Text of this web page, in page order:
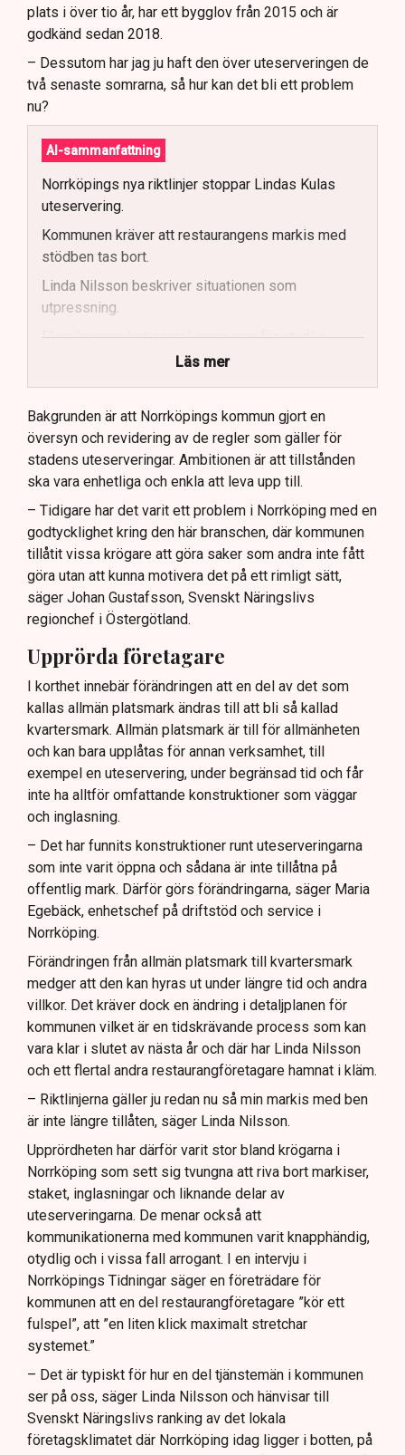
plats i över tio år, har ett bygglov från 2015 och är
godkänd sedan 2018.
– Dessutom har jag ju haft den över uteserveringen de
två senaste somrarna, så hur kan det bli ett problem
nu?
AI-sammanfattning
Norrköpings nya riktlinjer stoppar Lindas Kulas
uteservering.
Kommunen kräver att restaurangens markis med
stödben tas bort.
Linda Nilsson beskriver situationen som
utpressning.
Flera krögare kritiserar kommunen för otydlig
Kommunen vill skapa enhetliga regler för
uteserveringar.
Lindas Kula ställer in uteserveringen för
sommaren.
Läs mer
Bakgrunden är att Norrköpings kommun gjort en
översyn och revidering av de regler som gäller för
stadens uteserveringar. Ambitionen är att tillstånden
ska vara enhetliga och enkla att leva upp till.
– Tidigare har det varit ett problem i Norrköping med en
godtycklighet kring den här branschen, där kommunen
tillåtit vissa krögare att göra saker som andra inte fått
göra utan att kunna motivera det på ett rimligt sätt,
säger Johan Gustafsson, Svenskt Näringslivs
regionchef i Östergötland.
Upprörda företagare
I korthet innebär förändringen att en del av det som
kallas allmän platsmark ändras till att bli så kallad
kvartersmark. Allmän platsmark är till för allmänheten
och kan bara upplåtas för annan verksamhet, till
exempel en uteservering, under begränsad tid och får
inte ha alltför omfattande konstruktioner som väggar
och inglasning.
– Det har funnits konstruktioner runt uteserveringarna
som inte varit öppna och sådana är inte tillåtna på
offentlig mark. Därför görs förändringarna, säger Maria
Egebäck, enhetschef på driftstöd och service i
Norrköping.
Förändringen från allmän platsmark till kvartersmark
medger att den kan hyras ut under längre tid och andra
villkor. Det kräver dock en ändring i detaljplanen för
kommunen vilket är en tidskrävande process som kan
vara klar i slutet av nästa år och där har Linda Nilsson
och ett flertal andra restaurangföretagare hamnat i kläm.
– Riktlinjerna gäller ju redan nu så min markis med ben
är inte längre tillåten, säger Linda Nilsson.
Upprördheten har därför varit stor bland krögarna i
Norrköping som sett sig tvungna att riva bort markiser,
staket, inglasningar och liknande delar av
uteserveringarna. De menar också att
kommunikationerna med kommunen varit knapphändig,
otydlig och i vissa fall arrogant. I en intervju i
Norrköpings Tidningar säger en företrädare för
kommunen att en del restaurangföretagare ”kör ett
fulspel”, att ”en liten klick maximalt stretchar
systemet.”
– Det är typiskt för hur en del tjänstemän i kommunen
ser på oss, säger Linda Nilsson och hänvisar till
Svenskt Näringslivs ranking av det lokala
företagsklimatet där Norrköping idag ligger i botten, på